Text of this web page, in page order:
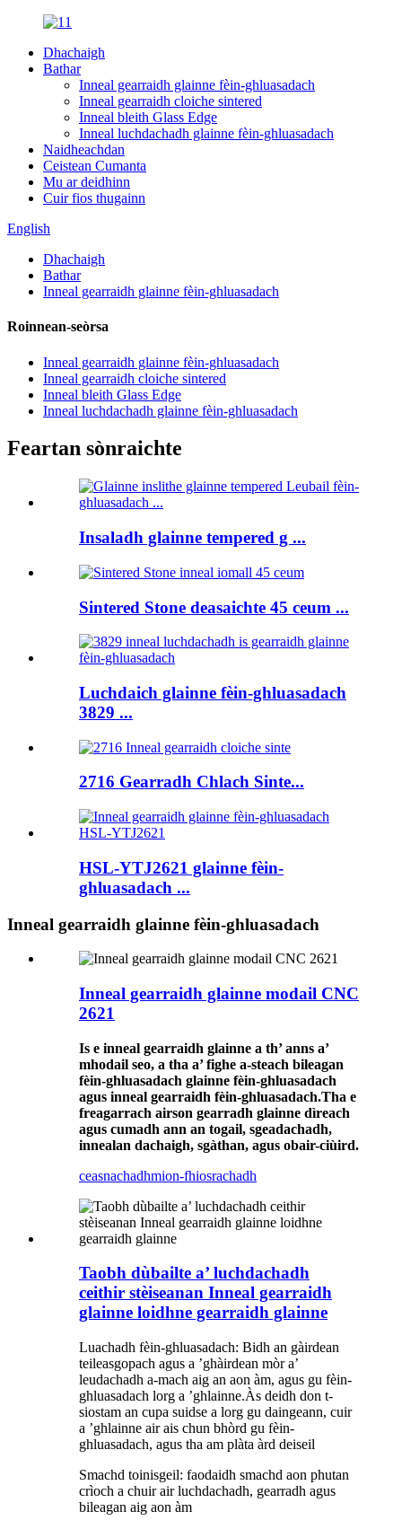
Dhachaigh
Bathar
Inneal gearraidh glainne fèin-ghluasadach
Inneal gearraidh cloiche sintered
Inneal bleith Glass Edge
Inneal luchdachadh glainne fèin-ghluasadach
Naidheachdan
Ceistean Cumanta
Mu ar deidhinn
Cuir fios thugainn
English
Dhachaigh
Bathar
Inneal gearraidh glainne fèin-ghluasadach
Roinnean-seòrsa
Inneal gearraidh glainne fèin-ghluasadach
Inneal gearraidh cloiche sintered
Inneal bleith Glass Edge
Inneal luchdachadh glainne fèin-ghluasadach
Feartan sònraichte
Insaladh glainne tempered g ...
Sintered Stone deasaichte 45 ceum ...
Luchdaich glainne fèin-ghluasadach
3829 ...
2716 Gearradh Chlach Sinte...
HSL-YTJ2621 glainne fèin-
ghluasadach ...
Inneal gearraidh glainne fèin-ghluasadach
Inneal gearraidh glainne modail CNC
2621
Is e inneal gearraidh glainne a th’ anns a’
mhodail seo, a tha a’ fighe a-steach bileagan
fèin-ghluasadach glainne fèin-ghluasadach
agus inneal gearraidh fèin-ghluasadach.Tha e
freagarrach airson gearradh glainne dìreach
agus cumadh ann an togail, sgeadachadh,
innealan dachaigh, sgàthan, agus obair-ciùird.
ceasnachadhmion-fhiosrachadh
Taobh dùbailte a’ luchdachadh
ceithir stèiseanan Inneal gearraidh
glainne loidhne gearraidh glainne
Luachadh fèin-ghluasadach: Bidh an gàirdean
teileasgopach agus a ’ghàirdean mòr a’
leudachadh a-mach aig an aon àm, agus gu fèin-
ghluasadach lorg a ’ghlainne.Às deidh don t-
siostam an cupa suidse a lorg gu daingeann, cuir
a ’ghlainne air ais chun bhòrd gu fèin-
ghluasadach, agus tha am plàta àrd deiseil
Smachd toinisgeil: faodaidh smachd aon phutan
crìoch a chuir air luchdachadh, gearradh agus
bileagan aig aon àm